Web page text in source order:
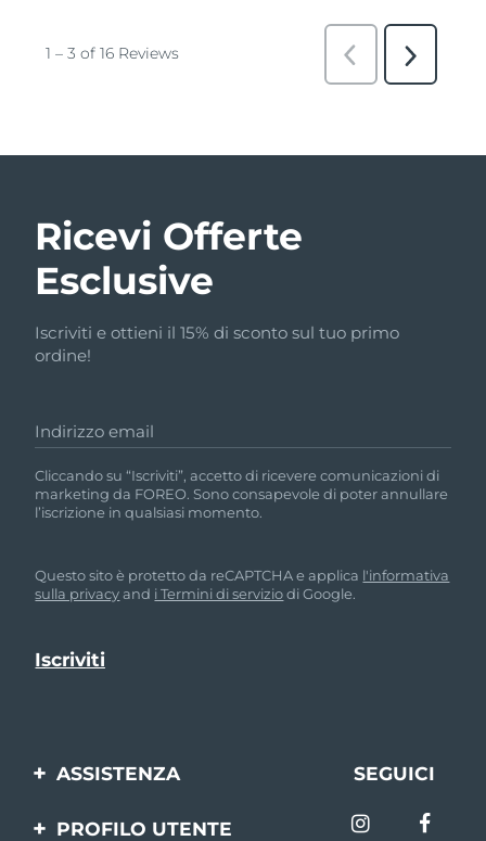
Ricevi Offerte
Esclusive
Iscriviti e ottieni il 15% di sconto sul tuo primo
ordine!
Indirizzo email
Cliccando su “Iscriviti”, accetto di ricevere comunicazioni di
marketing da FOREO. Sono consapevole di poter annullare
l’iscrizione in qualsiasi momento.
Questo sito è protetto da reCAPTCHA e applica l'informativa
sulla privacyand i Termini di serviziodi Google.
ASSISTENZA
Contattaci
SEGUICI
PROFILO UTENTE